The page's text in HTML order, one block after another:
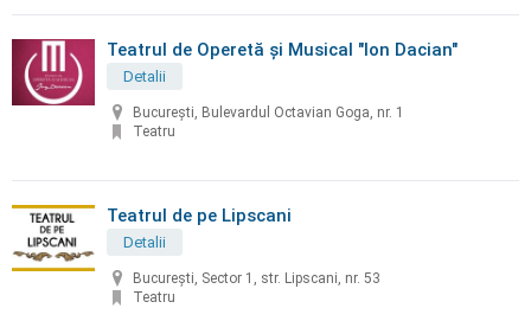
Teatrul de Operetă şi Musical "Ion Dacian"
Detalii
Bucureşti, Bulevardul Octavian Goga, nr. 1
Teatru
Teatrul de pe Lipscani
Detalii
Bucureşti, Sector 1, str. Lipscani, nr. 53
Teatru